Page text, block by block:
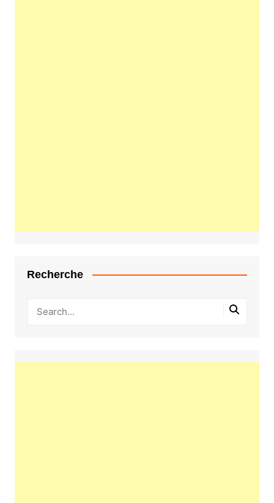
Recherche